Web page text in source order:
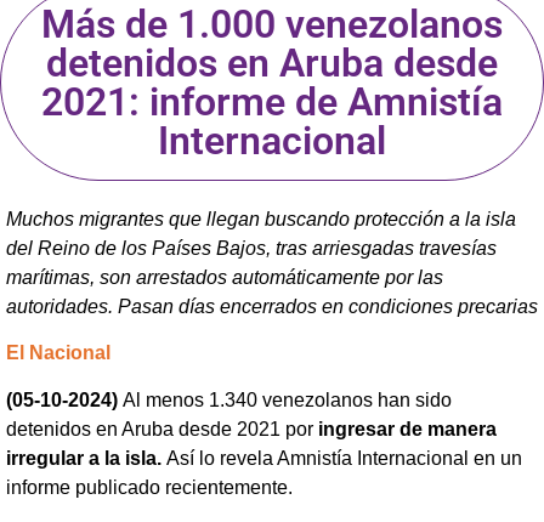
Más de 1.000 venezolanos
detenidos en Aruba desde
2021: informe de Amnistía
Internacional
Muchos migrantes que llegan buscando protección a la isla
del Reino de los Países Bajos, tras arriesgadas travesías
marítimas, son arrestados automáticamente por las
autoridades. Pasan días encerrados en condiciones precarias
El Nacional
(05-10-2024) Al menos 1.340 venezolanos han sido
detenidos en Aruba desde 2021 por ingresar de manera
irregular a la isla. Así lo revela Amnistía Internacional en un
informe publicado recientemente.